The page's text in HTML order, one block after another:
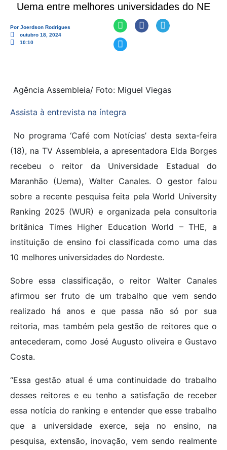
Uema entre melhores universidades do NE
Por Joerdson Rodrigues
outubro 18, 2024
10:10
Agência Assembleia/ Foto: Miguel Viegas
Assista à entrevista na íntegra
No programa ‘Café com Notícias’ desta sexta-feira
(18), na TV Assembleia, a apresentadora Elda Borges
recebeu o reitor da Universidade Estadual do
Maranhão (Uema), Walter Canales. O gestor falou
sobre a recente pesquisa feita pela World University
Ranking 2025 (WUR) e organizada pela consultoria
britânica Times Higher Education World – THE, a
instituição de ensino foi classificada como uma das
10 melhores universidades do Nordeste.
Sobre essa classificação, o reitor Walter Canales
afirmou ser fruto de um trabalho que vem sendo
realizado há anos e que passa não só por sua
reitoria, mas também pela gestão de reitores que o
antecederam, como José Augusto oliveira e Gustavo
Costa.
“Essa gestão atual é uma continuidade do trabalho
desses reitores e eu tenho a satisfação de receber
essa notícia do ranking e entender que esse trabalho
que a universidade exerce, seja no ensino, na
pesquisa, extensão, inovação, vem sendo realmente